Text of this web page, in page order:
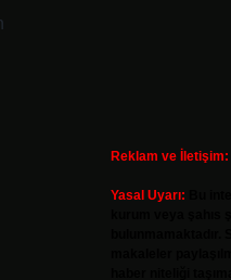
Reklam ve İletişim:
Yasal Uyarı: